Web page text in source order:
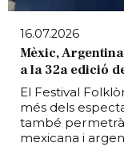
16.07.2026
Mèxic,
a la 32a edició
El Festival
més dels
també
mexicana i